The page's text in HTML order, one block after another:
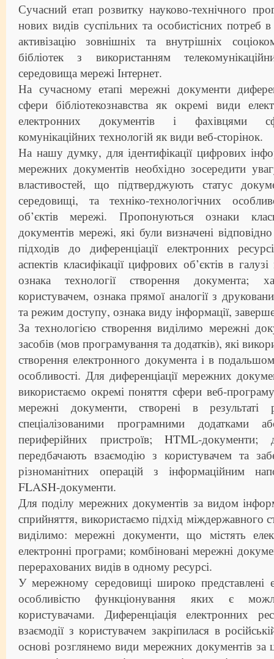
Сучасний етап розвитку науково-технічного
нових видів суспільних та особистісних потреб
активізацію зовнішніх та внутрішніх
бібліотек з використанням
середовища мережі Інтернет.
На сучасному етапі мережні документи
сфери бібліотекознавства як окремі види
електронних документів і фахівцями
комунікаційних технологій як види веб-сторінок.
На нашу думку, для ідентифікації цифрових
мережних документів необхідно зосередити
властивостей, що підтверджують статус
середовищі, та техніко-технологічних
об’єктів мережі. Пропонуються ознаки
документів мережі, які були визначені
підходів до диференціації електронних
аспектів класифікації цифрових об’єктів в
ознака технології створення документа;
користувачем, ознака прямої аналогії з
та режим доступу, ознака виду інформації,
За технологією створення виділимо мережні
засобів (мов програмування та додатків), які
створення електронного документа і в
особливості. Для диференціації мережних
використаємо окремі поняття сфери веб-
мережні документи, створені в
спеціалізованими програмними додатками
периферійних пристроїв; HTML-документи;
передбачають взаємодію з користувачем та
різноманітних операцій з інформаційним
FLASH-документи.
Для поділу мережних документів за видом
сприйняття, використаємо підхід міждержавного
виділимо: мережні документи, що містять
електронні програми; комбіновані мережні
перерахованих видів в одному ресурсі.
У мережному середовищі широко представлені
особливістю функціонування яких є
користувачами. Диференціація електронних
взаємодії з користувачем закріпилася в
основі розглянемо види мережних документів за